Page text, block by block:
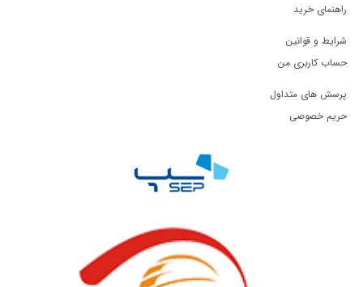
راهنمای خرید
شرایط و قوانین
حساب کاربری من
پرسش های متداول
حریم خصوصی